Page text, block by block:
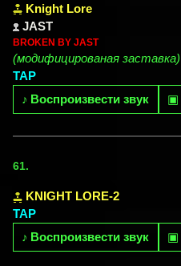
Knight Lore
JAST
BROKEN BY JAST
(модифицированая заставка)
TAP
♪ Воспроизвести звук ▣
61.
KNIGHT LORE-2
TAP
♪ Воспроизвести звук ▣